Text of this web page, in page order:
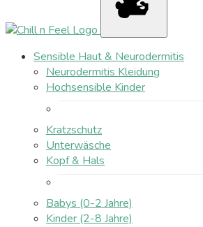
Sensible Haut & Neurodermitis
Neurodermitis Kleidung
Hochsensible Kinder
Kratzschutz
Unterwäsche
Kopf & Hals
Babys (0-2 Jahre)
Kinder (2-8 Jahre)